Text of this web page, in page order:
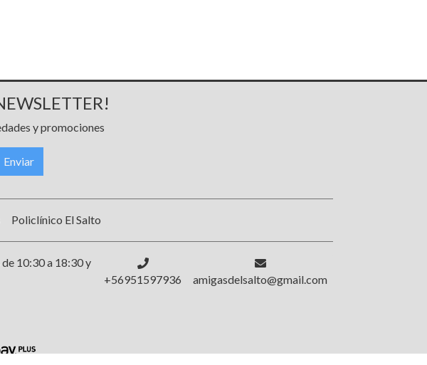
y promociones
Enviar
Policlínico El Salto
10:30 a 18:30 y
+56951597936 amigasdelsalto@gmail.com